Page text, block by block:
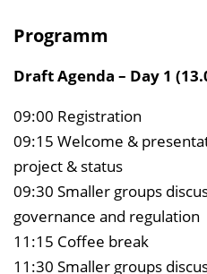
Programm
Draft Agenda – Day 1
09:00 Registration
09:15 Welcome &
project & status
09:30 Smaller groups
governance and regulation
11:15 Coffee break
11:30 Smaller groups